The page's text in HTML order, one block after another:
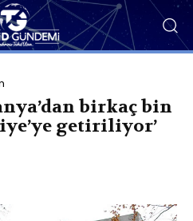
birkaç bin
getiriliyor’